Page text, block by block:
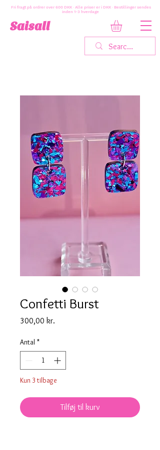
Saisall
Fri fragt på ordrer over 600 DKK · Alle priser er i DKK · Bestillinger sendes
inden 1-3 hverdage
Confetti Burst
300,00 kr.
Antal *
Kun 3 tilbage
Tilføj til kurv